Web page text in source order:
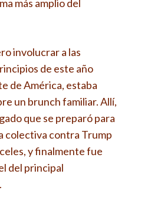
más amplio del
involucrar a las
de este año
de América, estaba
un brunch familiar. Allí,
que se preparó para
colectiva contra Trump
y finalmente fue
del principal